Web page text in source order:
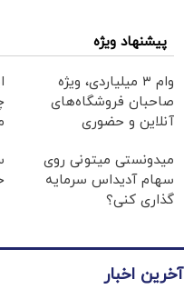
پیشنهاد ویژه
وام ۳ میلیاردی، ویژه
صاحبان فروشگاه‌های
آنلاین و حضوری
میدونستی میتونی روی
سهام آدیداس سرمایه
گذاری کنی؟
آخرین اخبار